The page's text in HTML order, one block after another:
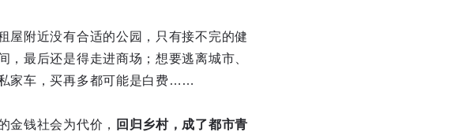
屋附近没有合适的公园，只有接不完的健
最后还是得走进商场；想要逃离城市、
家车，买再多都可能是白费……
金钱社会为代价，
回归乡村，成了都市青